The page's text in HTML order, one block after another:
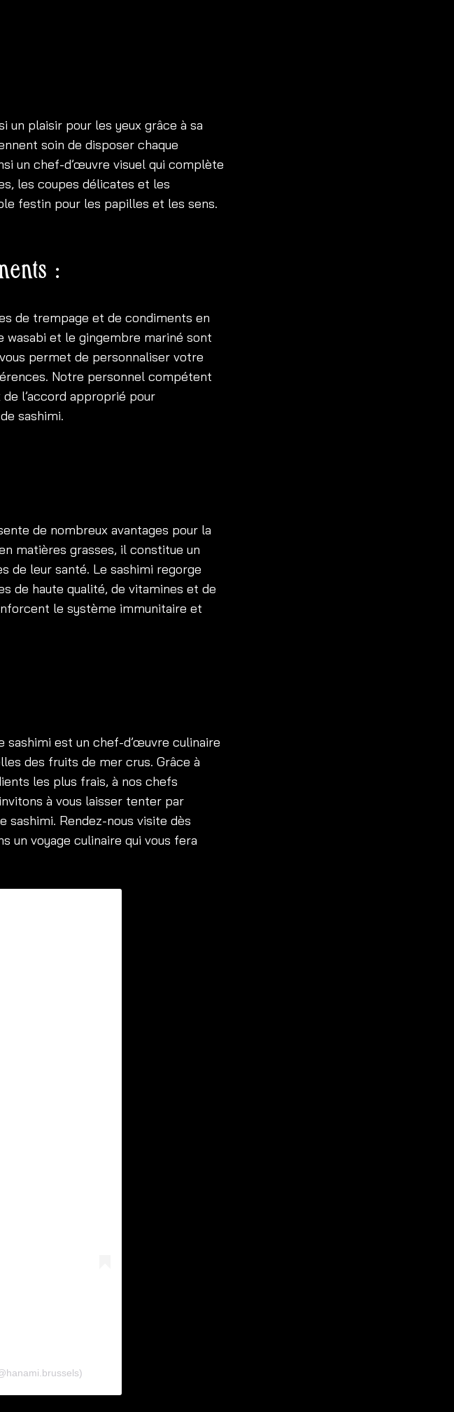
un plaisir pour les yeux grâce à sa
soin de disposer chaque
un chef-d’œuvre visuel qui complète
les coupes délicates et les
festin pour les papilles et les sens.
:
de trempage et de condiments en
wasabi et le gingembre mariné sont
permet de personnaliser votre
Notre personnel compétent
l’accord approprié pour
sashimi.
de nombreux avantages pour la
matières grasses, il constitue un
de leur santé. Le sashimi regorge
de haute qualité, de vitamines et de
le système immunitaire et
sashimi est un chef-d’œuvre culinaire
des fruits de mer crus. Grâce à
les plus frais, à nos chefs
à vous laisser tenter par
sashimi. Rendez-nous visite dès
un voyage culinaire qui vous fera